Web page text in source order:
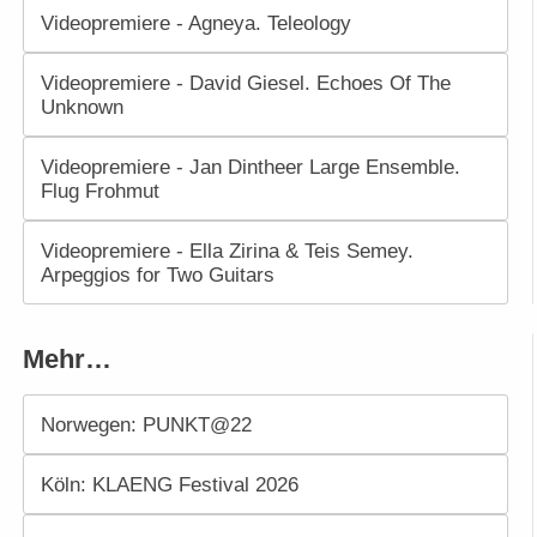
Videopremiere - Agneya. Teleology
Videopremiere - David Giesel. Echoes Of The
Unknown
Videopremiere - Jan Dintheer Large Ensemble.
Flug Frohmut
Videopremiere - Ella Zirina & Teis Semey.
Arpeggios for Two Guitars
Mehr…
Norwegen: PUNKT@22
Köln: KLAENG Festival 2026